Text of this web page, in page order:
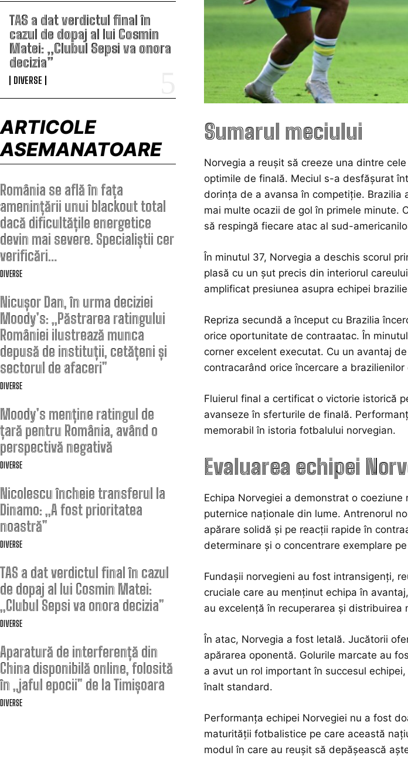
TAS a dat verdictul final în
cazul de dopaj al lui Cosmin
Matei: „Clubul Sepsi va onora
decizia”
DIVERSE
ARTICOLE
ASEMANATOARE
România se află în fața
amenințării unui blackout total
dacă dificultățile energetice
devin mai severe. Specialiștii cer
verificări…
DIVERSE
Nicușor Dan, în urma deciziei
Moody’s: „Păstrarea ratingului
României ilustrează munca
depusă de instituții, cetățeni și
sectorul de afaceri”
DIVERSE
Moody’s menține ratingul de
țară pentru România, având o
perspectivă negativă
DIVERSE
Nicolescu încheie transferul la
Dinamo: „A fost prioritatea
noastră”
DIVERSE
TAS a dat verdictul final în cazul
de dopaj al lui Cosmin Matei:
„Clubul Sepsi va onora decizia”
DIVERSE
Aparatură de interferență din
China disponibilă online, folosită
în „jaful epocii” de la Timișoara
DIVERSE
Sumarul meciului
Norvegia a reușit să creeze una dintre
optimile de finală. Meciul s-a desfășurat
dorința de a avansa în competiție.
mai multe ocazii de gol în primele minute.
să respingă fiecare atac al sud-
În minutul 37, Norvegia a deschis scorul
plasă cu un șut precis din interiorul
amplificat presiunea asupra echipei
Repriza secundă a început cu Brazilia
orice oportunitate de contraatac. În
corner excelent executat. Cu un avantaj
contracarând orice încercare a brazilienilor
Fluierul final a certificat o victorie istorică
avanseze în sferturile de finală.
memorabil în istoria fotbalului norvegian.
Evaluarea echipei
Echipa Norvegiei a demonstrat o
puternice naționale din lume. Antrenorul
apărare solidă și pe reacții rapide în
determinare și o concentrare exemplare
Fundașii norvegieni au fost intransigenți,
cruciale care au menținut echipa în
au excelență în recuperarea și
În atac, Norvegia a fost letală. Jucătorii
apărarea oponentă. Golurile marcate au
a avut un rol important în succesul
înalt standard.
Performanța echipei Norvegiei nu a fost
maturității fotbalistice pe care această
modul în care au reușit să depășească